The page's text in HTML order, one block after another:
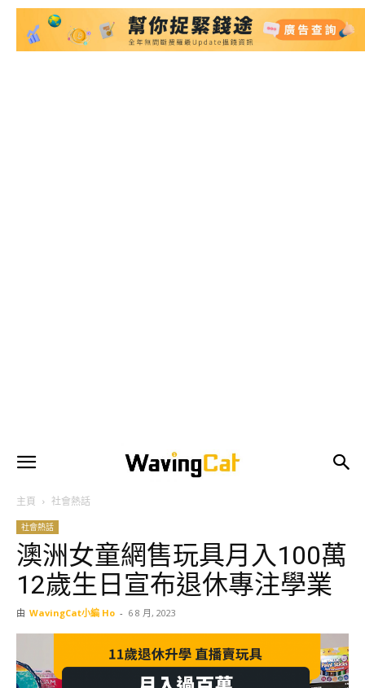
主頁 社會熱話
社會熱話
澳洲女童網售玩具月入100萬
12歲生日宣布退休專注學業
由 WavingCat小編 Ho - 6 8 月, 2023